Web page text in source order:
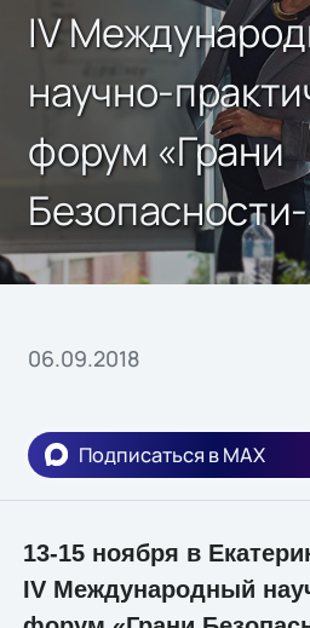
IV
научно-
форум «Грани
06.09.2018
Подписаться в MAX
13-15 ноября в
IV Международный